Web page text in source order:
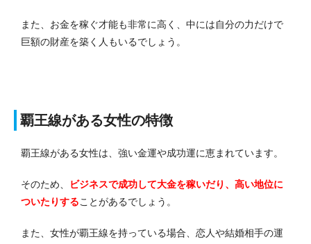
また、お金を稼ぐ才能も非常に高く、中には自分の力だけで
巨額の財産を築く人もいるでしょう。
覇王線がある女性の特徴
覇王線がある女性は、強い金運や成功運に恵まれています。
そのため、
ビジネスで成功して大金を稼いだり、高い地位に
ついたりすることがあるでしょう。
また、女性が覇王線を持っている場合、恋人や結婚相手の運